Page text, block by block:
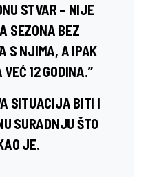
STVAR – NIJE
SEZONA BEZ
S NJIMA, A IPAK
12 GODINA.”
SITUACIJA BITI I
SURADNJU ŠTO
JE.